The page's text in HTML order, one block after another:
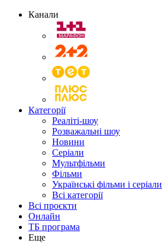
Канали
Категорії
Реаліті-шоу
Розважальні шоу
Новини
Серіали
Мультфільми
Фільми
Українські фільми і серіали
Всі категорії
Всі проєкти
Онлайн
ТБ програма
Еще